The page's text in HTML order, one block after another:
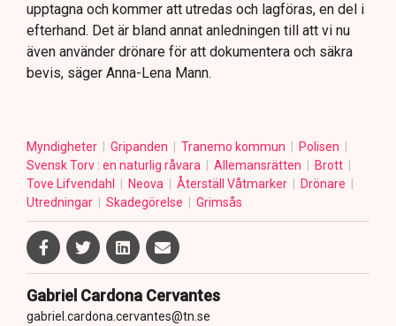
upptagna och kommer att utredas och lagföras, en del i
efterhand. Det är bland annat anledningen till att vi nu
även använder drönare för att dokumentera och säkra
bevis, säger Anna-Lena Mann.
Myndigheter Gripanden Tranemo kommun
Polisen
Svensk Torv : en naturlig råvara
Allemansrätten
Brott
Tove Lifvendahl
Neova Återställ Våtmarker
Drönare
Utredningar
Skadegörelse Grimsås
Gabriel Cardona Cervantes
gabriel.cardona.cervantes@tn.se